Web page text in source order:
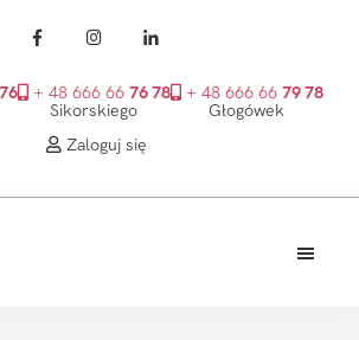
+ 48 666 66 76 78
Sikorskiego
+ 48 666 66 79 78
Głogówek
Zaloguj się